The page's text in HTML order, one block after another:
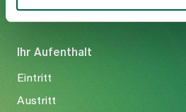
Ihr Aufenthalt
Eintritt
Austritt